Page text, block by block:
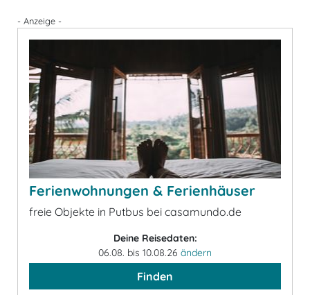
- Anzeige -
Ferienwohnungen & Ferienhäuser
freie Objekte in Putbus bei casamundo.de
Deine Reisedaten:
06.08. bis 10.08.26 ändern
Finden